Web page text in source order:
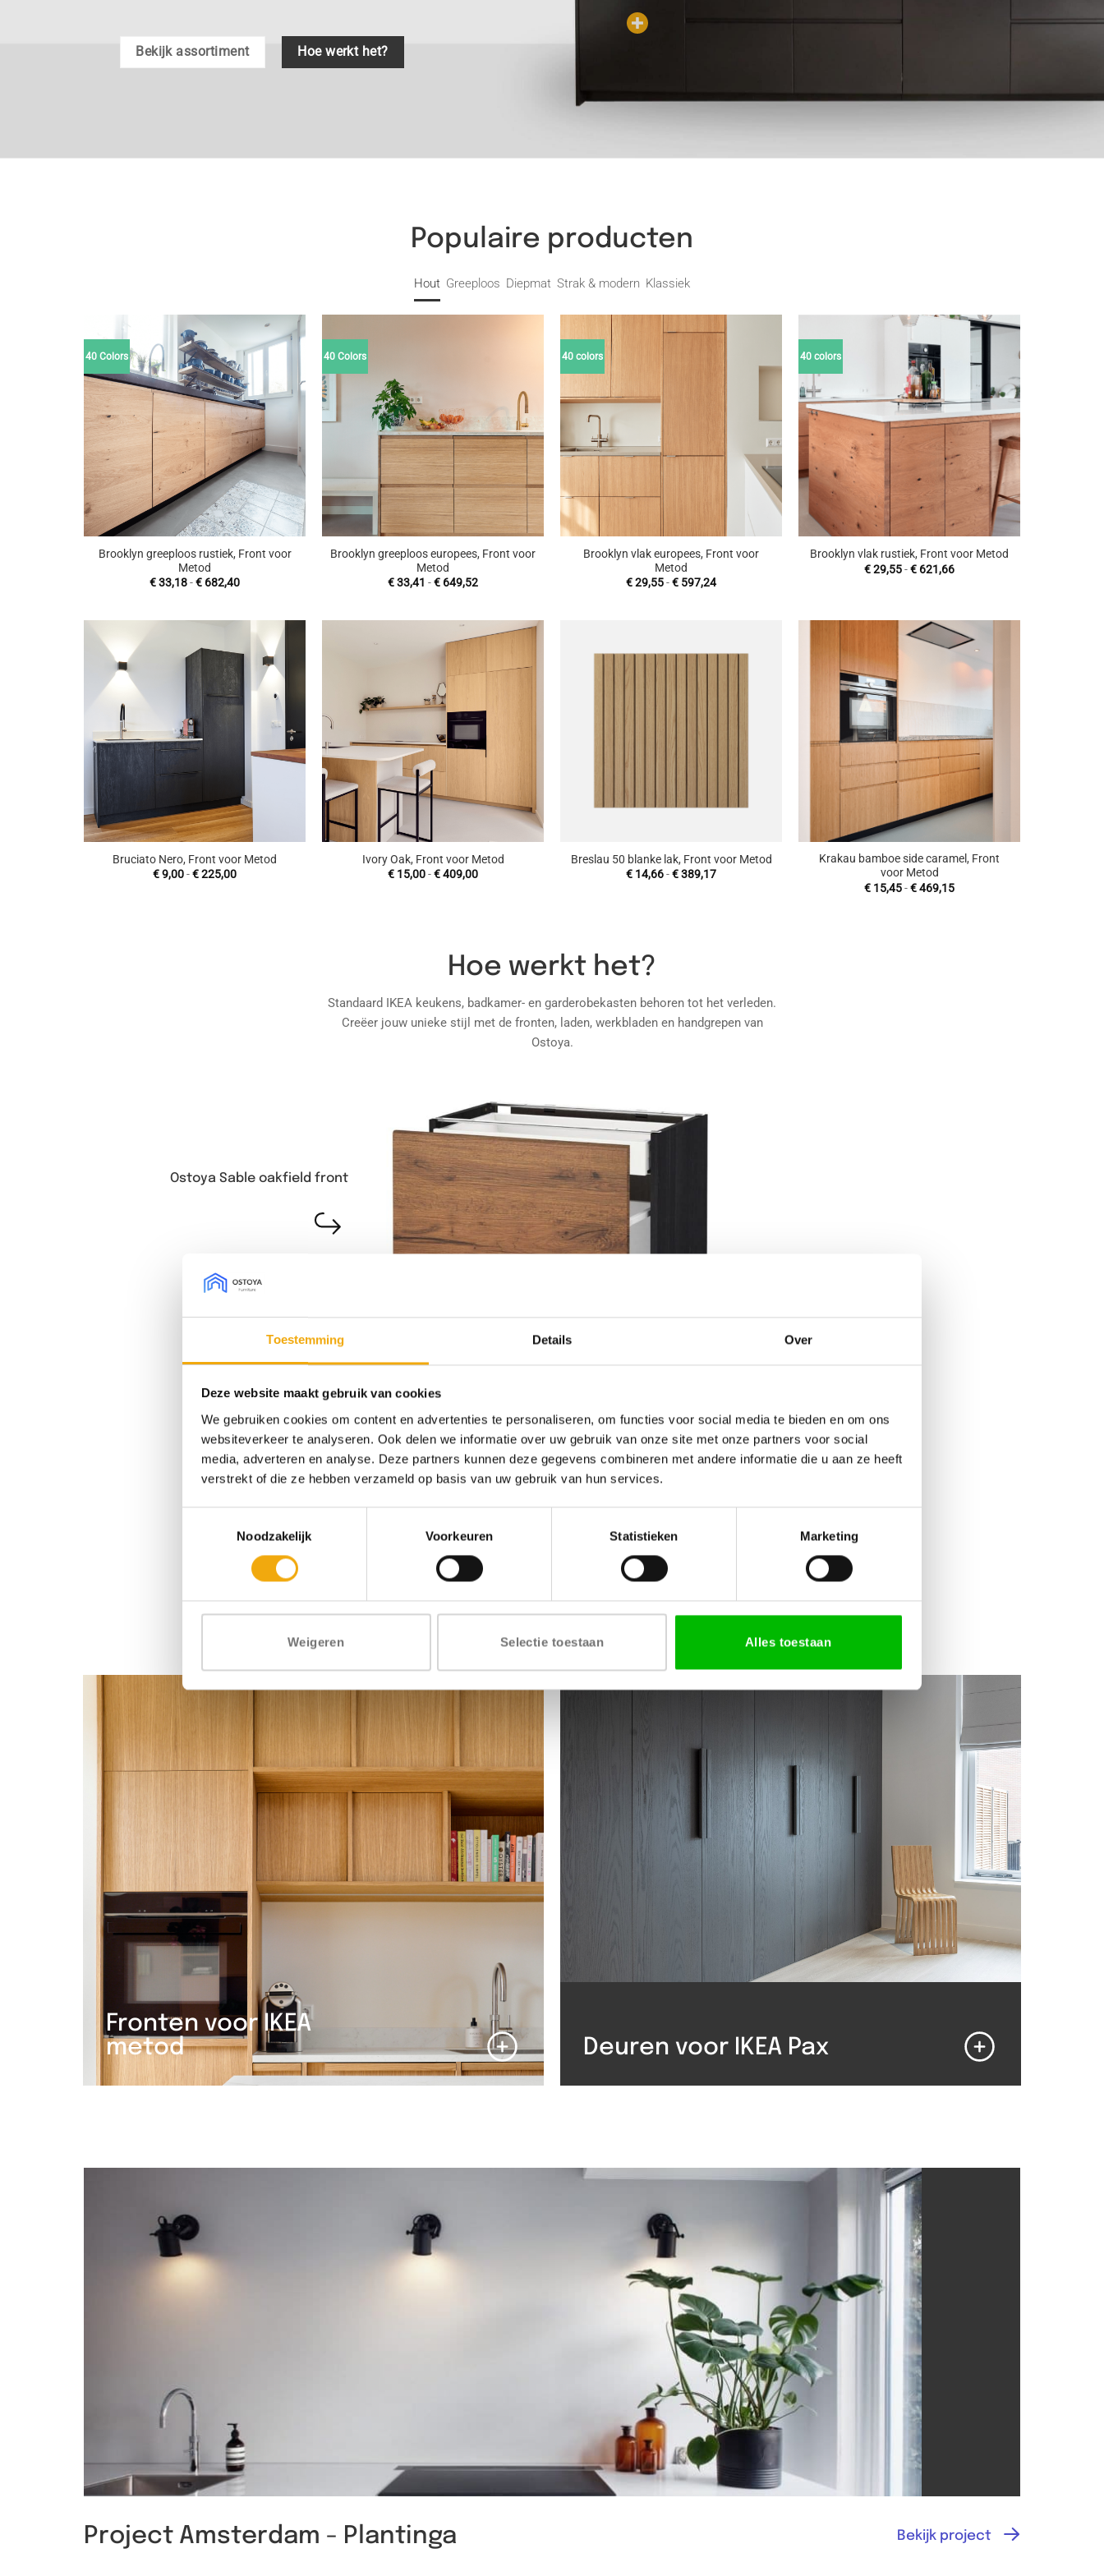
Toestemming Details Over
Deze website maakt gebruik van cookies
We gebruiken cookies om content en advertenties te personaliseren, om functies voor social media te bieden en om ons
websiteverkeer te analyseren. Ook delen we informatie over uw gebruik van onze site met onze partners voor social
media, adverteren en analyse. Deze partners kunnen deze gegevens combineren met andere informatie die u aan ze heeft
verstrekt of die ze hebben verzameld op basis van uw gebruik van hun services.
Noodzakelijk
Voorkeuren Statistieken Marketing
Weigeren Selectie toestaan Alles toestaan
Bekijk assortiment Hoe werkt het?
Populaire producten
Hout Greeploos Diepmat Strak & modern Klassiek
40 Colors
aan
Brooklyn greeploos rustiek, Front voor
Metod
€33,18-€ 682,40Prijsklasse:
40 Colors
Brooklyn greeploos europees, Front voor
Metod
€33,41 -€ 649,52Prijsklasse:
40 colors
Brooklyn vlak europees, Front voor
Metod
€29,55-€ 597,24Prijsklasse:
40 colors
aan
+
Brooklyn vlak rustiek, Front voor Metod
€29,55-€ 621,66Prijsklasse:
Toevoegen
aan
wenslijst
+
Bruciato Nero, Front voor Metod
€9,00-€225,00Prijsklasse:
+
Ivory Oak, Front voor Metod
€ 15,00-€409,00Prijsklasse:
Breslau 50 blanke lak, Front voor Metod
€ 14,66-€389,17Prijsklasse:
Toevoegen
aan
wenslijst
Krakau bamboe side caramel, Front
voor Metod
€ 15,45-€469,15Prijsklasse:
Hoe werkt het?
Standaard IKEA keukens, badkamer- en garderobekasten behoren tot het verleden.
Creëer jouw unieke stijl met de fronten, laden, werkbladen en handgrepen van
Ostoya.
Ostoya Sable oakfield front
IKEA Metod onderkast
Shop per categorie
Of je nu op zoek bent naar PAX kastdeuren of eiken keukenfronten; bij Ostoya
Fronten voor IKEA
metod
Deuren voor IKEA Pax
Project Amsterdam - Plantinga Bekijk project